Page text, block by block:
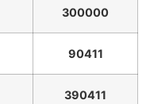
300000
90411
390411